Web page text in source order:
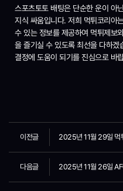
스포츠토토 배팅은 단순한 운이 아
지식 싸움입니다. 저희 먹튀코리아
수 있는 정보를 제공하여 먹튀제보
을 즐기실 수 있도록 최선을 다하
결정에 도움이 되기를 진심으로 바
이전글
다음글